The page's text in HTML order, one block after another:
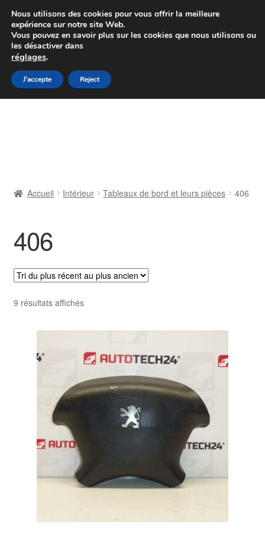
Colissimo livraison à partir de 7 EUR
Du lundi au vendredi de 9 h à 16 h
Aller
à
Aller
au
Livraison
Livraison internationale
Mon compte
Paiements
Politique de confidentialité
Procédure de Réclamation
Termes et conditions
Accueil Intérieur Tableaux de bord et leurs pièces 406
406
9 résultats affichésTrié
plus
au
plus
ancien
Nous utilisons des cookies pour vous offrir la meilleure
expérience sur notre site Web.
Vous pouvez en savoir plus sur les cookies que nous utilisons ou
les désactiver dans
réglages.
J'accepte Reject